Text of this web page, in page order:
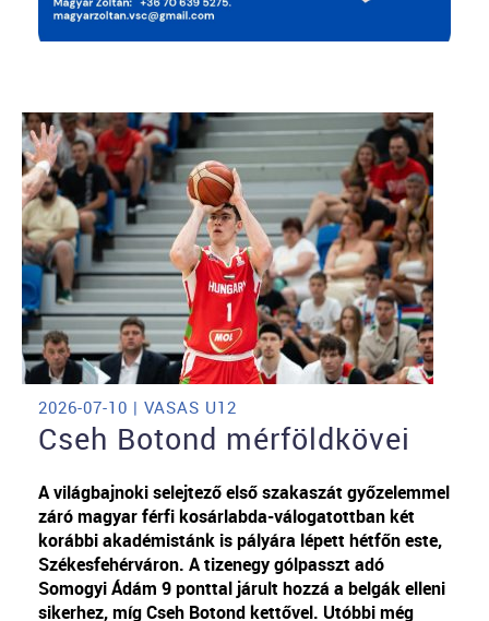
2026-07-10 | VASAS U12
Cseh Botond mérföldkövei
A világbajnoki selejtező első szakaszát győzelemmel
záró magyar férfi kosárlabda-válogatottban két
korábbi akadémistánk is pályára lépett hétfőn este,
Székesfehérváron. A tizenegy gólpasszt adó
Somogyi Ádám 9 ponttal járult hozzá a belgák elleni
sikerhez, míg Cseh Botond kettővel. Utóbbi még